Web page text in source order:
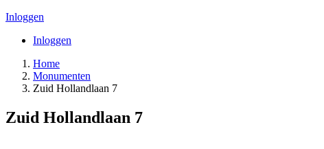
Inloggen
Inloggen
Home
Monumenten
Zuid Hollandlaan 7
Zuid Hollandlaan 7